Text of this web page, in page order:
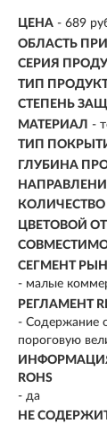
ЦЕНА - 689
ОБЛАСТЬ
СЕРИЯ
ТИП
СТЕПЕНЬ
МАТЕРИАЛ -
ТИП
ГЛУБИНА
ЦВЕТОВОЙ
СЕГМЕНТ
- малые
РЕГЛАМЕНТ
- Содержание
пороговую
ROHS
- да
НЕ